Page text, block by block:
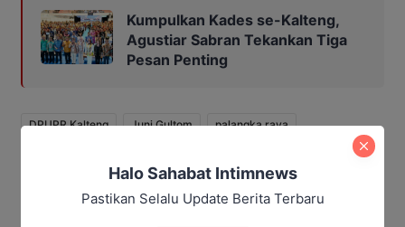
Kumpulkan Kades se-Kalteng,
Agustiar Sabran Tekankan Tiga
Pesan Penting
DPUPR Kalteng Juni Gultom palangka raya
Halo Sahabat Intimnews
Pastikan Selalu Update Berita Terbaru